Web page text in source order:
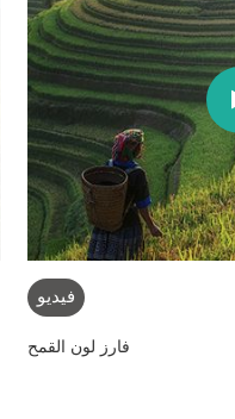
فيديو
فارز لون القمح